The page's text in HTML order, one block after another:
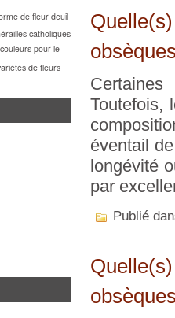
de fleur deuil
catholiques
pour le
de fleurs
Toutefois,
éventail
longévité
par
Publié